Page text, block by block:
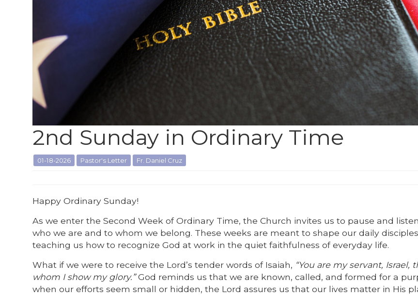
2nd Sunday in Ordinary Time
01-18-2026 Pastor's Letter Fr. Daniel Cruz
Happy Ordinary Sunday!
As we enter the Second Week of Ordinary Time, the Church invites us to pause and
who we are and to whom we belong. These weeks are meant to shape our daily
teaching us how to recognize God at work in the quiet faithfulness of everyday life.
What if we were to receive the Lord’s tender words of Isaiah, “You are my servant, Israel,
whom I show my glory.”God reminds us that we are known, called, and formed for a
when our efforts seem small or hidden, the Lord assures us that our lives matter in His